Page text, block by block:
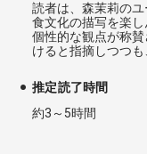
読者は、森茉莉の
食文化の描写を楽
個性的な観点が称
けると指摘しつつ
推定読了時間
約3～5時間